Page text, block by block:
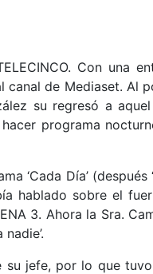
Con una
de Mediaset. Al
su regresó a
programa
Día’
hablado sobre el
3. Ahora la Sra.
su jefe, por lo que